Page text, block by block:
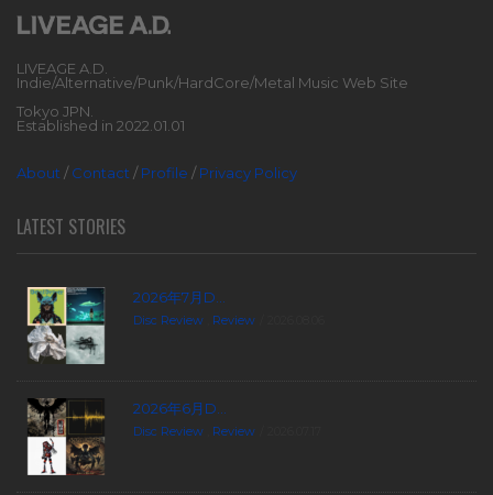
LIVEAGE A.D.
Indie/Alternative/Punk/HardCore/Metal Music Web Site
Tokyo JPN.
Established in 2022.01.01
About/Contact/Profile /Privacy Policy
LATEST STORIES
2026年7月D...
Disc Review Review
2026年6月D...
Disc Review Review